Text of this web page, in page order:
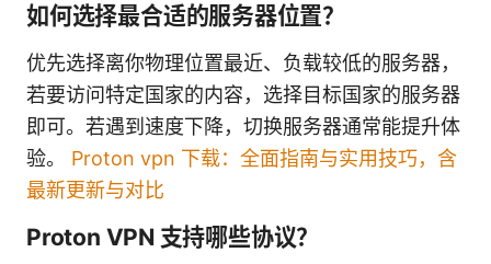
如何选择最合适的服务器位置？
优先选择离你物理位置最近、负载较低的服务器，
若要访问特定国家的内容，选择目标国家的服务器
即可。若遇到速度下降，切换服务器通常能提升体
验。 Proton vpn 下载：全面指南与实用技巧，含
最新更新与对比
Proton VPN 支持哪些协议？